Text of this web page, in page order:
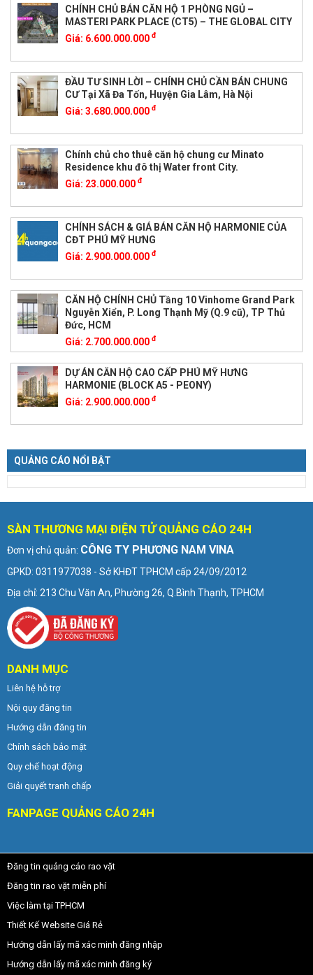
CHÍNH CHỦ BÁN CĂN HỘ 1 PHÒNG NGỦ –
MASTERI PARK PLACE (CT5) – THE GLOBAL CITY
Giá: 6.600.000.000 đ
ĐẦU TƯ SINH LỜI – CHÍNH CHỦ CẦN BÁN CHUNG
CƯ Tại Xã Đa Tốn, Huyện Gia Lâm, Hà Nội
Giá: 3.680.000.000 đ
Chính chủ cho thuê căn hộ chung cư Minato
Residence khu đô thị Water front City.
Giá: 23.000.000 đ
CHÍNH SÁCH & GIÁ BÁN CĂN HỘ HARMONIE CỦA
CĐT PHÚ MỸ HƯNG
Giá: 2.900.000.000 đ
CĂN HỘ CHÍNH CHỦ Tầng 10 Vinhome Grand Park
Nguyễn Xiển, P. Long Thạnh Mỹ (Q.9 cũ), TP Thủ
Đức, HCM
Giá: 2.700.000.000 đ
DỰ ÁN CĂN HỘ CAO CẤP PHÚ MỸ HƯNG
HARMONIE (BLOCK A5 - PEONY)
Giá: 2.900.000.000 đ
QUẢNG CÁO NỔI BẬT
SÀN THƯƠNG MẠI ĐIỆN TỬ QUẢNG CÁO 24H
Đơn vị chủ quản: CÔNG TY PHƯƠNG NAM VINA
GPKD: 0311977038 - Sở KHĐT TPHCM cấp 24/09/2012
Địa chỉ: 213 Chu Văn An, Phường 26, Q.Bình Thạnh, TPHCM
DANH MỤC
Liên hệ hỗ trợ
Nội quy đăng tin
Hướng dẫn đăng tin
Chính sách bảo mật
Quy chế hoạt động
Giải quyết tranh chấp
FANPAGE QUẢNG CÁO 24H
Đăng tin quảng cáo rao vặt
Đăng tin rao vặt miễn phí
Việc làm tại TPHCM
Thiết Kế Website Giá Rẻ
Hướng dẫn lấy mã xác minh đăng nhập
Hướng dẫn lấy mã xác minh đăng ký